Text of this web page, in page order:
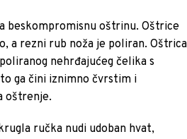
beskompromisnu oštrinu. Oštrice
a rezni rub noža je poliran. Oštrica
nehrđajućeg čelika s
ga čini iznimno čvrstim i
oštrenje.
ručka nudi udoban hvat,